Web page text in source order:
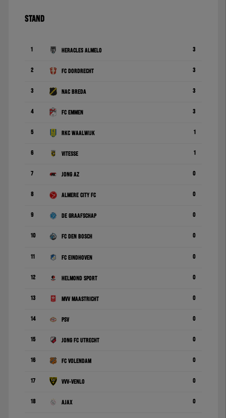
STAND
1 Heracles Almelo 3
2 FC Dordrecht 3
3 NAC Breda 3
4 FC Emmen 3
5 RKC Waalwijk 1
6 Vitesse 1
7 Jong AZ 0
8 Almere City FC 0
9 De Graafschap 0
10 FC Den Bosch 0
11 FC Eindhoven 0
12 Helmond Sport 0
13 MVV Maastricht 0
14 PSV 0
15 Jong FC Utrecht 0
16 FC Volendam 0
17 VVV-Venlo 0
18 Ajax 0